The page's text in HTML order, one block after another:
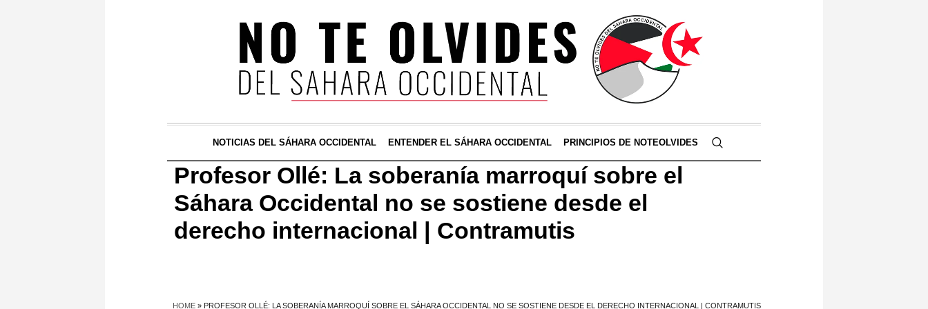
NOTICIAS DEL SÁHARA OCCIDENTAL ENTENDER EL SÁHARA OCCIDENTAL PRINCIPIOS DE NOTEOLVIDES
Profesor Ollé: La soberanía marroquí sobre el
Sáhara Occidental no se sostiene desde el
derecho internacional | Contramutis
HOME » PROFESOR OLLÉ: LA SOBERANÍA MARROQUÍ SOBRE EL SÁHARA OCCIDENTAL NO SE SOSTIENE DESDE EL DERECHO INTERNACIONAL | CONTRAMUTIS